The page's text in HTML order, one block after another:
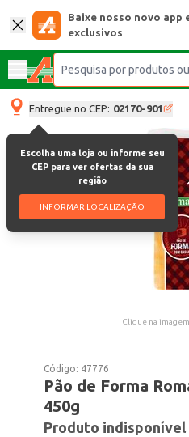
Baixe nosso novo app
exclusivos
Entregue no CEP: 02170-901
Escolha uma loja ou informe seu
CEP para ver ofertas da sua
região
INFORMAR LOCALIZAÇÃO
Clique na
Código: 47776
Pão de Forma
450g
Produto indisponível